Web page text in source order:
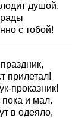
душой.
с тобой!
прилетал!
проказник!
пока и мал.
в одеяло,